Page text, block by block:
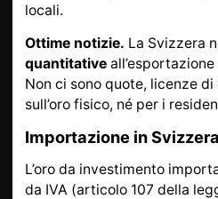
locali.
Ottime notizie. La Svizzera
quantitative
Non ci sono quote, licenze
sull’oro fisico, né per i
Importazione in Svizzera
L’oro da investimento
da IVA (articolo 107 della